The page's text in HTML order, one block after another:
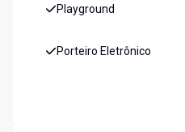
Playground
Porteiro Eletrônico